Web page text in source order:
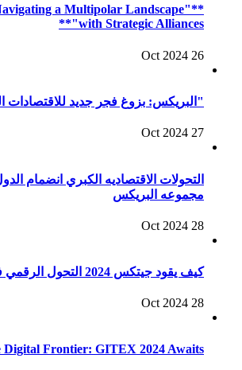
a Multipolar Landscape
with Strategic Alliances"**
26 Oct 2024
"البريكس: بزوغ فجر جديد للاقتصادات
27 Oct 2024
التحولات الاقتصاديه الكبري انضمام
مجموعه البريكس
28 Oct 2024
كيف يقود جيتكس 2024 التحول الرقمي في العالم
28 Oct 2024
Digital Frontier: GITEX 2024 Awaits